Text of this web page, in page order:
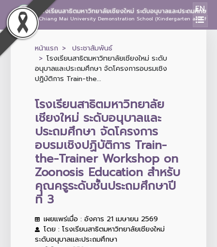
โรงเรียนสาธิตมหาวิทยาลัยเชียงใหม่ ระดับอนุบาลและประถมศึกษา
Chiang Mai University Demonstration School (Kindergarten and
EN
หน้าแรก
ประชาสัมพันธ์
โรงเรียนสาธิตมหาวิทยาลัยเชียงใหม่ ระดับ
อนุบาลและประถมศึกษา จัดโครงการอบรมเชิง
ปฏิบัติการ Train-the...
โรงเรียนสาธิตมหาวิทยาลัย
เชียงใหม่ ระดับอนุบาลและ
ประถมศึกษา จัดโครงการ
อบรมเชิงปฏิบัติการ Train-
the-Trainer Workshop on
Zoonosis Education สำหรับ
คุณครูระดับชั้นประถมศึกษาปี
ที่ 3
เผยแพร่เมื่อ : อังคาร 21 เมษายน 2569
โดย : โรงเรียนสาธิตมหาวิทยาลัยเชียงใหม่
ระดับอนุบาลและประถมศึกษา